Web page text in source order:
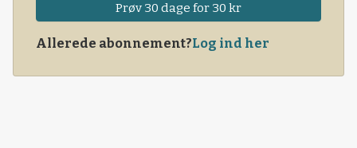
Prøv 30 dage for 30 kr
Allerede abonnement?Log ind her